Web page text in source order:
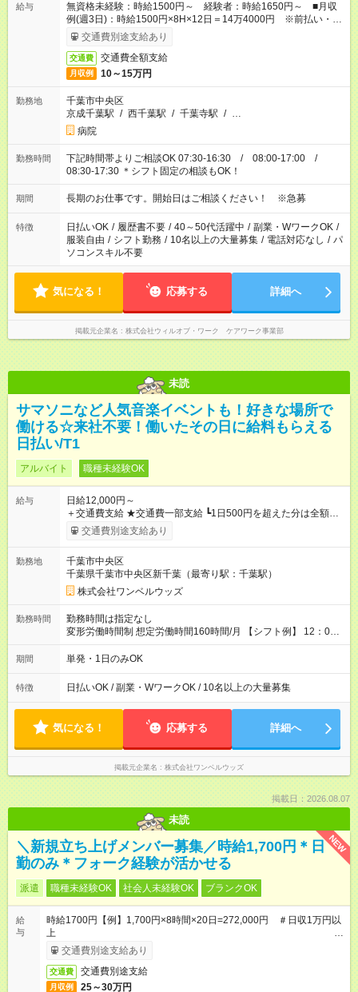
給与
無資格未経験：時給1500円～ 経験者：時給1650円～ ■月収
例(週3日)：時給1500円×8H×12日＝14万4000円 ※前払い・日
払い・週払いOK
交通費別途支給あり
交通費 交通費全額支給
月収例 10～15万円
勤務地
千葉市中央区
京成千葉駅 / 西千葉駅 / 千葉寺駅 / …
病院
勤務時間
下記時間帯よりご相談OK 07:30-16:30 / 08:00-17:00 /
08:30-17:30 ＊シフト固定の相談もOK！
期間 長期のお仕事です。開始日はご相談ください！ ※急募
特徴 日払いOK / 履歴書不要 / 40～50代活躍中 / 副業・WワークOK /
服装自由 / シフト勤務 / 10名以上の大量募集 / 電話対応なし / パ
ソコンスキル不要
気になる！ 応募する 詳細へ
掲載元企業名 株式会社ウィルオブ・ワーク ケアワーク事業部
未読
サマソニなど人気音楽イベントも！好きな場所で
働ける☆来社不要！働いたその日に給料もらえる
日払い/T1
アルバイト 職種未経験OK
給与
日給12,000円～
＋交通費支給 ★交通費一部支給 ┗1日500円を超えた分は全額支
給！ ※往復500円以内の方は自己負担となります ★日払いOK！
（規定あり） ┗働いたその日に現金GET♪ お仕事後はコンビニ
なし
交通費別途支給あり
勤務地
千葉市中央区
千葉県千葉市中央区新千葉（最寄り駅：千葉駅）
株式会社ワンベルウッズ
勤務時間
勤務時間は指定なし
変形労働時間制 想定労働時間160時間/月 【シフト例】 12：00
～22：00
期間 単発・1日のみOK
特徴 日払いOK / 副業・WワークOK / 10名以上の大量募集
気になる！ 応募する 詳細へ
掲載元企業名 株式会社ワンベルウッズ
掲載日：2026.08.07
未読
NEW
＼新規立ち上げメンバー募集／時給1,700円＊日
勤のみ＊フォーク経験が活かせる
派遣 職種未経験OK 社会人未経験OK ブランクOK
給
与
時給1700円【例】1,700円×8時間×20日=272,000円 ＃日収1万円以
上
合計240,000円+規定交通費+残業代
交通費別途支給あり
交通費 交通費別途支給
月収例 25～30万円